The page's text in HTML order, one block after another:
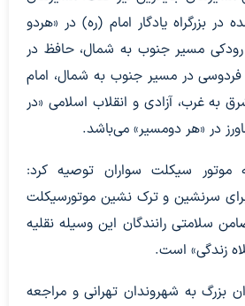
بزرگراه یادگار امام (ره) در «هردو
رودکی مسیر جنوب به شمال، حافظ در
در مسیر جنوب به شمال، امام
به غرب، آزادی و انقلاب اسلامی «در
در «هر دومسیر» می‌باشد.
موتور سیکلت سواران توصیه کرد:
برای سرنشین و ترک نشین موتورسیکلت
سلامتی رانندگان این وسیله نقلیه
زندگی» است.
بزرگ به شهروندان تهرانی و مراجعه